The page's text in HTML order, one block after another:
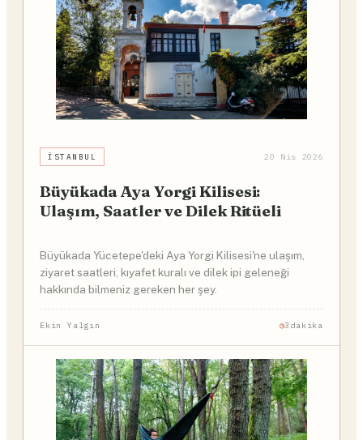
İSTANBUL 20 Nis 2026
Büyükada Aya Yorgi Kilisesi:
Ulaşım, Saatler ve Dilek Ritüeli
Büyükada Yücetepe'deki Aya Yorgi Kilisesi'ne ulaşım,
ziyaret saatleri, kıyafet kuralı ve dilek ipi geleneği
hakkında bilmeniz gereken her şey.
Ekin Yalgın 3dakika